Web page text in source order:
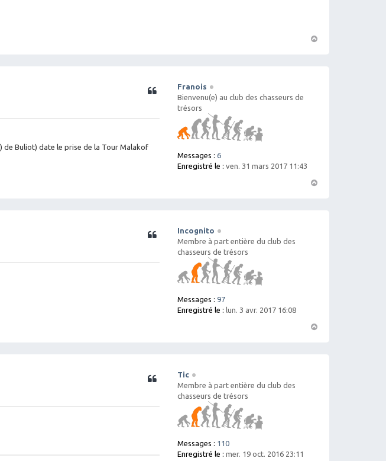
Franois
Bienvenu(e) au club des chasseurs de
trésors
Messages : 6
Enregistré le : ven. 31 mars 2017 11:43
Citation
de Buliot) date le prise de la Tour Malakof
Incognito
Membre à part entière du club des
chasseurs de trésors
Messages : 97
Enregistré le : lun. 3 avr. 2017 16:08
Citation
Tic
Membre à part entière du club des
chasseurs de trésors
Messages : 110
Enregistré le : mer. 19 oct. 2016 23:11
Citation